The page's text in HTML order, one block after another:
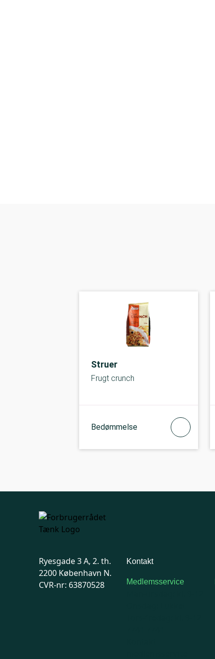
Struer
Frugt crunch
Bedømmelse
Ryesgade 3 A, 2. th.
2200 København N.
CVR-nr: 63870528
Kontakt
Medlemsservice